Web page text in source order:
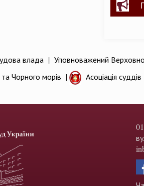
влада | Уповноважений
та Чорного морів | Асоціація